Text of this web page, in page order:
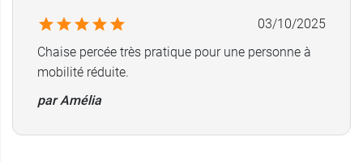
Volume seau amovible : 5 L
Dimension trou central : 255 x 215 mm
03/10/2025
Chaise percée très pratique pour une personne à
mobilité réduite.
par Amélia